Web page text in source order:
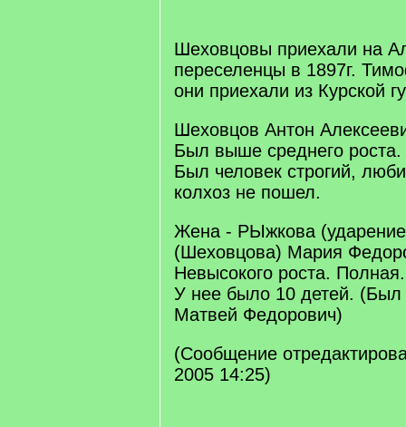
Шеховцовы приехали на
переселенцы в 1897г.
они приехали из Курской
Шеховцов Антон
Был выше среднего
Был человек строгий,
колхоз не пошел.
Жена - РЫжкова
(Шеховцова) Мария
Невысокого роста.
У нее было 10 детей. (Был
Матвей Федорович)
(Сообщение
2005 14:25)